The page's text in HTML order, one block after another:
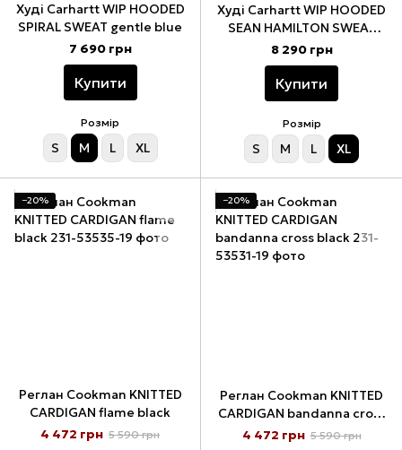
Худі Carhartt WIP HOODED
SPIRAL SWEAT gentle blue
7 690 грн
Купити
Розмір
S M L XL
Худі Carhartt WIP HOODED
SEAN HAMILTON SWEAT
black
8 290 грн
Купити
Розмір
S M L XL
−20%
Реглан Cookman KNITTED
CARDIGAN flame black
4 472 грн 5 590 грн
−20%
Реглан Cookman KNITTED
CARDIGAN bandanna cross
black
4 472 грн 5 590 грн